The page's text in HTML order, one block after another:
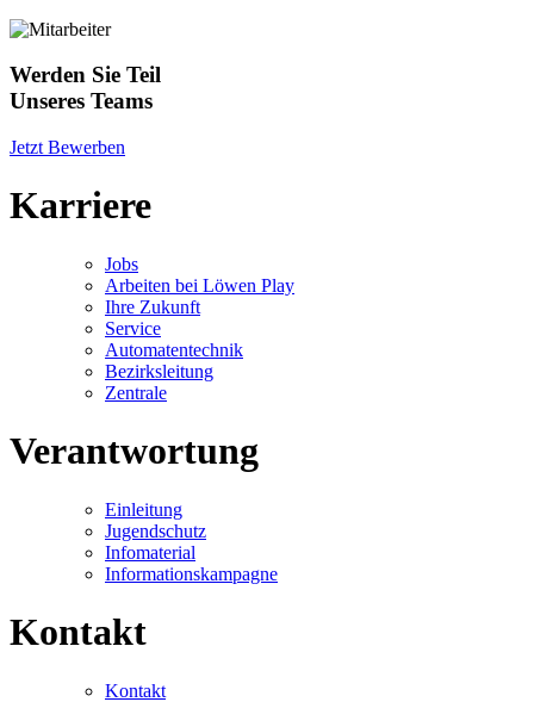
Werden Sie Teil
Unseres Teams
Jetzt Bewerben
Karriere
Jobs
Arbeiten bei Löwen Play
Ihre Zukunft
Service
Automatentechnik
Bezirksleitung
Zentrale
Verantwortung
Einleitung
Jugendschutz
Infomaterial
Informationskampagne
Kontakt
Kontakt